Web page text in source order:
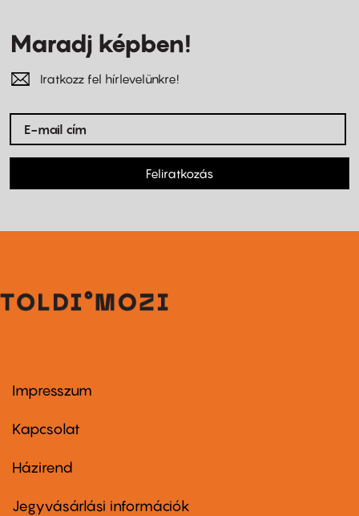
Maradj képben!
Iratkozz fel hírlevelünkre!
Feliratkozás
Footer
first
Impresszum
Kapcsolat
Footer
second
Házirend
Jegyvásárlási információk